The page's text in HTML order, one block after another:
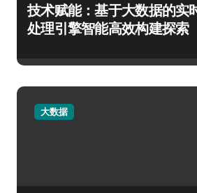
技术赋能：基于大数据的实
处理引擎智能高效构建探索
大数据